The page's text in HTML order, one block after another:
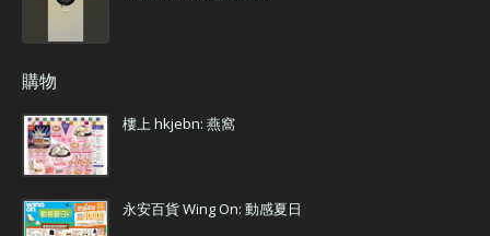
購物
樓上 hkjebn: 燕窩
永安百貨 Wing On: 動感夏日